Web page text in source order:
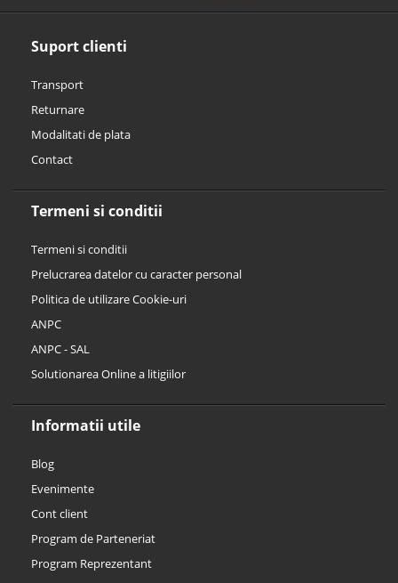
Suport clienti
Transport
Returnare
Modalitati de plata
Contact
Termeni si conditii
Termeni si conditii
Prelucrarea datelor cu caracter personal
Politica de utilizare Cookie-uri
ANPC
ANPC - SAL
Solutionarea Online a litigiilor
Informatii utile
Blog
Evenimente
Cont client
Program de Parteneriat
Program Reprezentant